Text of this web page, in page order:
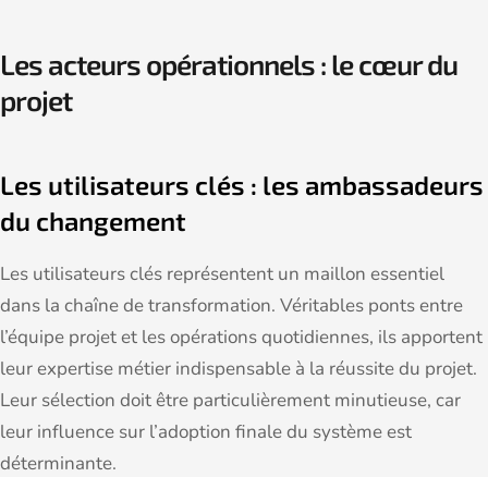
Les acteurs opérationnels : le cœur du
projet
Les utilisateurs clés : les ambassadeurs
du changement
Les utilisateurs clés représentent un maillon essentiel
dans la chaîne de transformation. Véritables ponts entre
l’équipe projet et les opérations quotidiennes, ils apportent
leur expertise métier indispensable à la réussite du projet.
Leur sélection doit être particulièrement minutieuse, car
leur influence sur l’adoption finale du système est
déterminante.